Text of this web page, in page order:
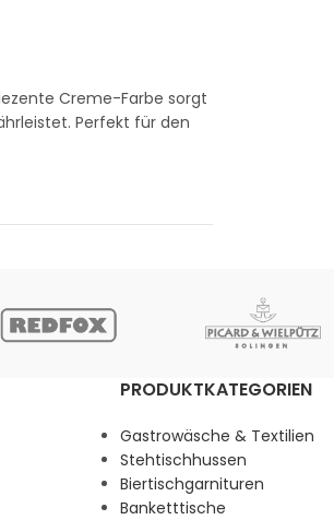
Creme-Farbe sorgt
Perfekt für den
PRODUKTKATEGORIEN
Gastrowäsche & Textilien
Stehtischhussen
Biertischgarnituren
Banketttische